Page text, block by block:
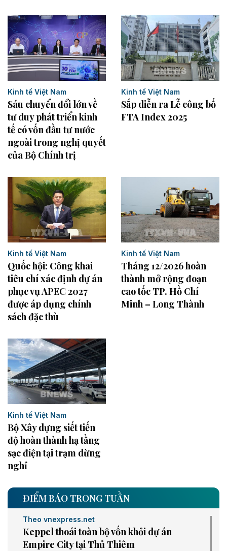
Kinh tế Việt Nam
Sáu chuyển đổi lớn về
tư duy phát triển kinh
tế có vốn đầu tư nước
ngoài trong nghị quyết
của Bộ Chính trị
Kinh tế Việt Nam
Sắp diễn ra Lễ công bố
FTA Index 2025
Kinh tế Việt Nam
Quốc hội: Công khai
tiêu chí xác định dự án
phục vụ APEC 2027
được áp dụng chính
sách đặc thù
Kinh tế Việt Nam
Tháng 12/2026 hoàn
thành mở rộng đoạn
cao tốc TP. Hồ Chí
Minh – Long Thành
Kinh tế Việt Nam
Bộ Xây dựng siết tiến
độ hoàn thành hạ tầng
sạc điện tại trạm dừng
nghỉ
ĐIỂM BÁO TRONG TUẦN
Theo vnexpress.net
Keppel thoái toàn bộ vốn khỏi dự án
Empire City tại Thủ Thiêm